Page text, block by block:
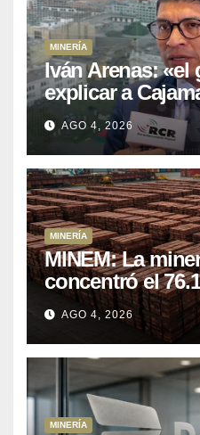
MINERÍA
Iván Arenas: «el
explicar a
US$ 16 mil
mineros para
AGO 4, 2026
MINERÍA
MINEM: La
concentró el
las
entre enero y
AGO 4, 2026
MINERÍA